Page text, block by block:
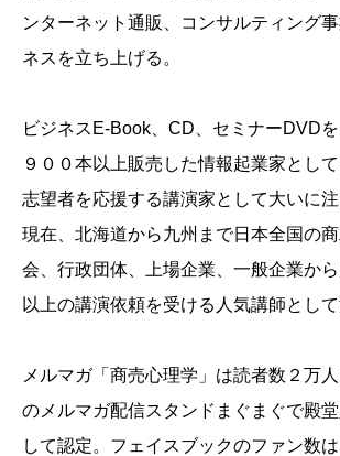
ンターネット通販、コンサルティング
ネスを立ち上げる。
ビジネスE-Book、CD、セミナーDVD
９００本以上販売した情報起業家とし
志望者を応援する講演家として大いに注
現在、北海道から九州まで日本全国の
会、行政団体、上場企業、一般企業か
以上の講演依頼を受ける人気講師として
メルマガ「商売心理学」は読者数２万
のメルマガ配信スタンドまぐまぐで殿
して認定。フェイスブックのファン数